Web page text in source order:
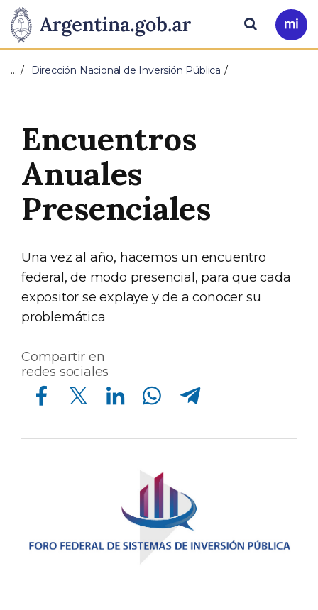
Presidencia
de
Nación
Pasar al contenido principal
Ir
a
Buscar
… Dirección Nacional de Inversión Pública
Encuentros
Anuales
Presenciales
Una vez al año, hacemos un encuentro
federal, de modo presencial, para que cada
expositor se explaye y de a conocer su
problemática
Compartir en
redes sociales
Compartir en Facebook Compartir en Twitter Compartir en Linkedin Compartir en Whatsapp Compartir en Telegram